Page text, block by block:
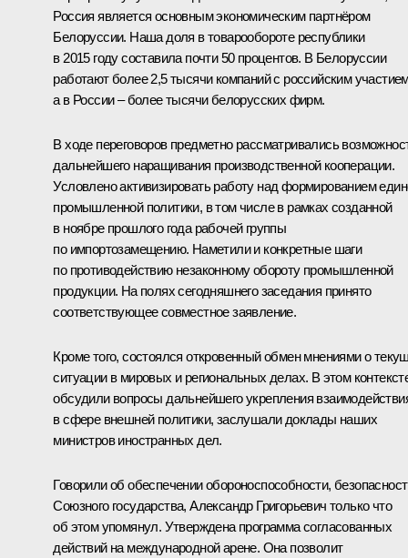
Россия является основным экономическим партнёром
Белоруссии. Наша доля в товарообороте республики
в 2015 году составила почти 50 процентов. В Белоруссии
работают более 2,5 тысячи компаний с российским
а в России – более тысячи белорусских фирм.
В ходе переговоров предметно рассматривались
дальнейшего наращивания производственной кооперации.
Условлено активизировать работу над формированием
промышленной политики, в том числе в рамках созданной
в ноябре прошлого года рабочей группы
по импортозамещению. Наметили и конкретные шаги
по противодействию незаконному обороту промышленной
продукции. На полях сегодняшнего заседания принято
соответствующее совместное заявление.
Кроме того, состоялся откровенный обмен мнениями о
ситуации в мировых и региональных делах. В этом
обсудили вопросы дальнейшего укрепления
в сфере внешней политики, заслушали доклады наших
министров иностранных дел.
Говорили об обеспечении обороноспособности,
Союзного государства, Александр Григорьевич только что
об этом упомянул. Утверждена программа согласованных
действий на международной арене. Она позволит